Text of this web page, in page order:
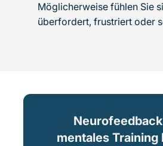
Möglicherweise fühlen Sie
überfordert, frustriert oder
mentales Training